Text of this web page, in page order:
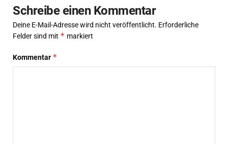
Schreibe einen Kommentar
Deine E-Mail-Adresse wird nicht veröffentlicht. Erforderliche
Felder sind mit * markiert
Kommentar *